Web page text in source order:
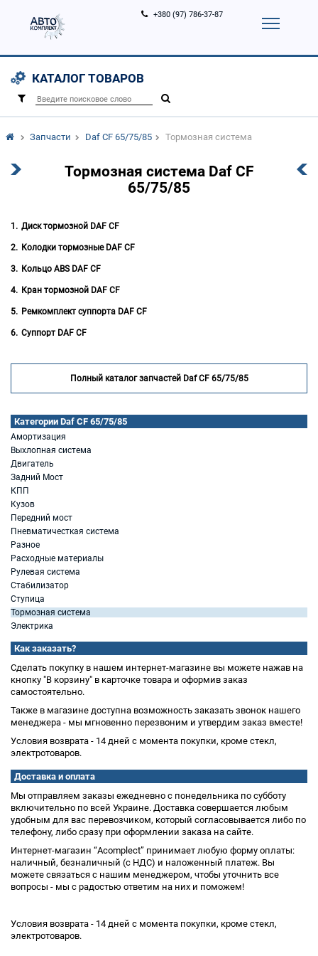
0)
Услуги
+380 (97) 786-37-87
КАТАЛОГ ТОВАРОВ
Запчасти Daf CF 65/75/85 Тормозная система
Категории Daf CF 65/75/85
Амортизация
Выхлопная система
Двигатель
Задний Мост
КПП
Кузов
Передний мост
Пневматичесткая система
Разное
Расходные материалы
Рулевая система
Стабилизатор
Ступица
Тормозная система
Электрика
Тормозная система Daf CF
65/75/85
Диск тормозной DAF CF
Колодки тормозные DAF CF
Кольцо ABS DAF CF
Кран тормозной DAF CF
Ремкомплект суппорта DAF CF
Суппорт DAF CF
Полный каталог запчастей Daf CF 65/75/85
Как заказать?
Сделать покупку в нашем интернет-магазине вы можете нажав на
кнопку "В корзину" в карточке товара и оформив заказ
самостоятельно.
Также в магазине доступна возможность заказать звонок нашего
менеджера - мы мгновенно перезвоним и утвердим заказ вместе!
Условия возврата - 14 дней с момента покупки, кроме стекл,
электротоваров.
Доставка и оплата
Мы отправляем заказы ежедневно с понедельника по субботу
включительно по всей Украине. Доставка совершается любым
удобным для вас перевозчиком, который согласовывается либо по
телефону, либо сразу при оформлении заказа на сайте.
Интернет-магазин “Acomplect” принимает любую форму оплаты:
наличный, безналичный (с НДС) и наложенный платеж. Вы
можете связаться с нашим менеджером, чтобы уточнить все
вопросы - мы с радостью ответим на них и поможем!
Условия возврата - 14 дней с момента покупки, кроме стекл,
электротоваров.